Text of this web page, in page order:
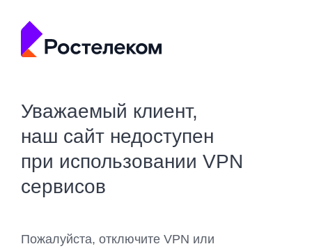
Уважаемый клиент,
наш сайт недоступен
при использовании VPN
сервисов
Пожалуйста, отключите VPN или